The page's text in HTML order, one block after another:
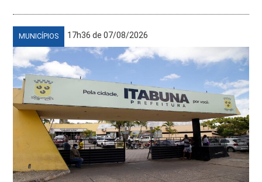
MUNICÍPIOS 17h36 de 07/08/2026